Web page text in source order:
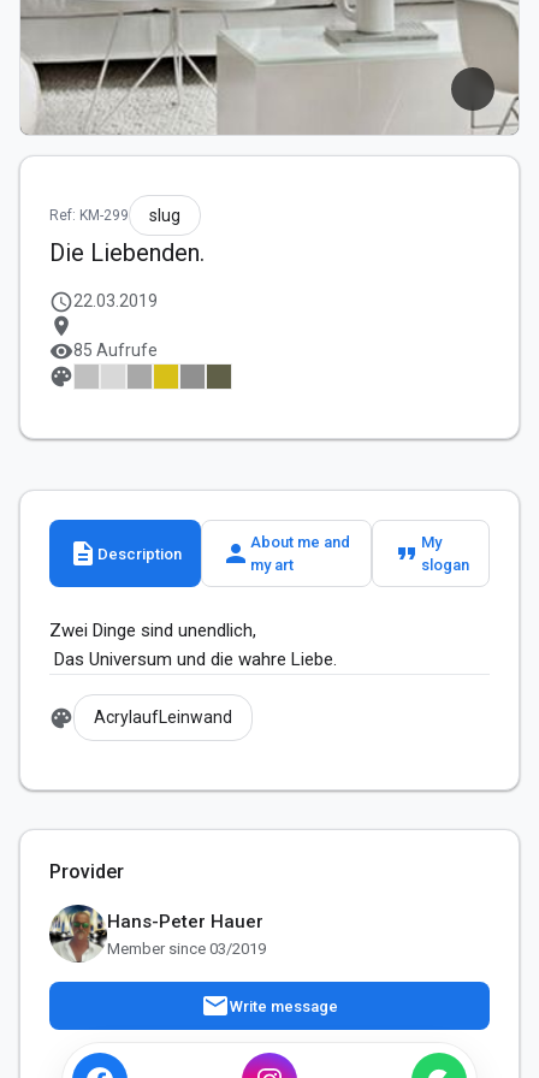
Ref: KM-299 slug
Die Liebenden.
schedule22.03.2019
location_on
visibility85 Aufrufe
palette
description Description person About me and
my art
format_quote My
slogan
Zwei Dinge sind unendlich,
Das Universum und die wahre Liebe.
palette AcrylaufLeinwand
Provider
Hans-Peter Hauer
Member since 03/2019
mailWrite message